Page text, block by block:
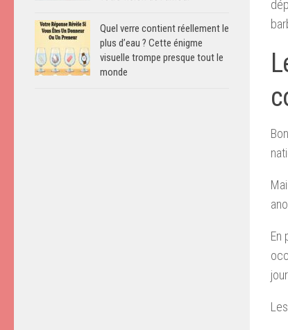
En
Quel verre contient réellement le
plus d’eau ? Cette énigme
visuelle trompe presque tout le
monde